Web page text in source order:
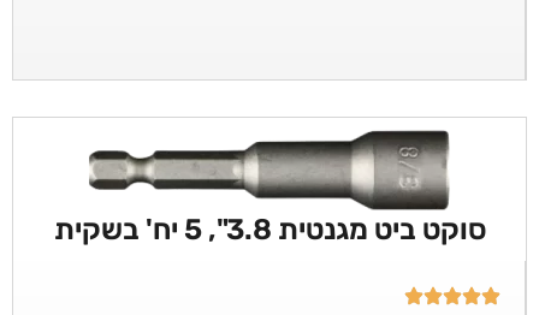
סוקט ביט מגנטית 3.8", 5 יח' בשקית